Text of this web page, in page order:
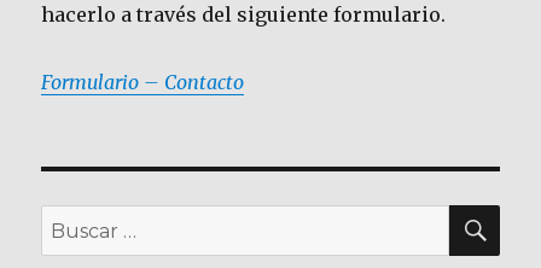
hacerlo a través del siguiente formulario.
Formulario – Contacto
Buscar
por: